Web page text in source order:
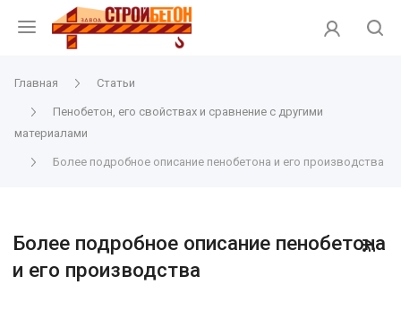
Главная Статьи
Пенобетон, его свойствах и сравнение с другими
материалами
Более подробное описание пенобетона и его производства
Более подробное описание пенобетона
и его производства